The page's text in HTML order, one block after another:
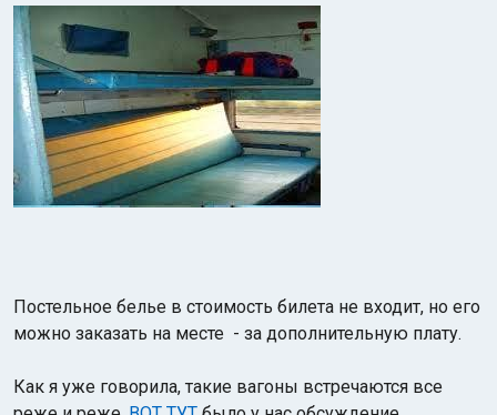
Постельное белье в стоимость билета не входит, но его
можно заказать на месте - за дополнительную плату.
Как я уже говорила, такие вагоны встречаются все